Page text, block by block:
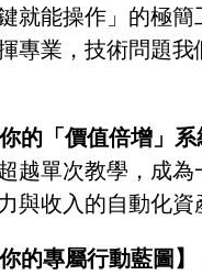
鍵就能操作」的極
專業，技術問題
你的「價值倍增」系
越單次教學，成
與收入的自動化資
你的專屬行動藍圖】